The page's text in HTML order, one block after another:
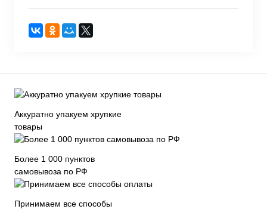
Аккуратно упакуем хрупкие
товары
Более 1 000 пунктов
самовывоза по РФ
Принимаем все способы